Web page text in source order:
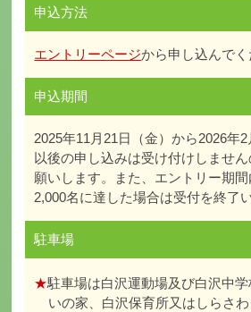
申込方法
エントリーページから申し込んでく
申込期間
2025年11月21日（金）から2026年2
以後の申し込みは受け付けしませ
願いします。また、エントリー期
2,000名に達した場合は受付を終了
駐車場
★駐車場は白沢運動場及び白沢中
いの家、白沢保育所又はしらさ